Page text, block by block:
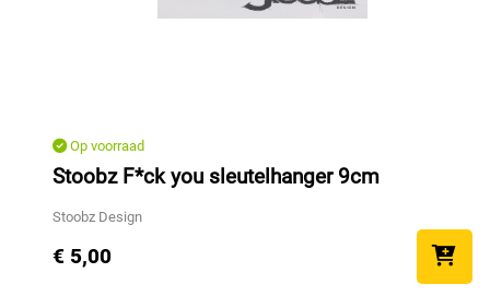
Op voorraad
Stoobz F*ck you sleutelhanger 9cm
Stoobz Design
€ 5,00